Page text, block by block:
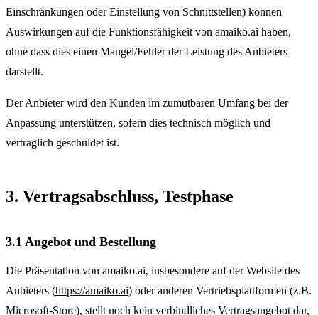
Einschränkungen oder Einstellung von Schnittstellen) können
Auswirkungen auf die Funktionsfähigkeit von amaiko.ai haben,
ohne dass dies einen Mangel/Fehler der Leistung des Anbieters
darstellt.
Der Anbieter wird den Kunden im zumutbaren Umfang bei der
Anpassung unterstützen, sofern dies technisch möglich und
vertraglich geschuldet ist.
3. Vertragsabschluss, Testphase
3.1 Angebot und Bestellung
Die Präsentation von amaiko.ai, insbesondere auf der Website des
Anbieters (https://amaiko.ai) oder anderen Vertriebsplattformen (z.B.
Microsoft-Store), stellt noch kein verbindliches Vertragsangebot dar,